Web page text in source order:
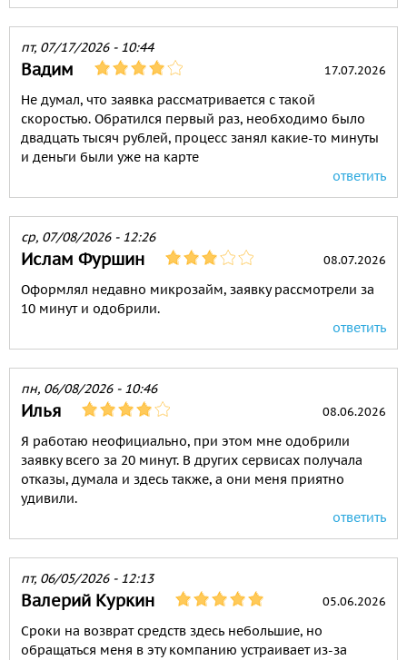
пт, 07/17/2026 - 10:44
Вадим 17.07.2026
Не думал, что заявка рассматривается с такой
скоростью. Обратился первый раз, необходимо было
двадцать тысяч рублей, процесс занял какие-то минуты
и деньги были уже на карте
ответить
ср, 07/08/2026 - 12:26
Ислам Фуршин 08.07.2026
Оформлял недавно микрозайм, заявку рассмотрели за
10 минут и одобрили.
ответить
пн, 06/08/2026 - 10:46
Илья 08.06.2026
Я работаю неофициально, при этом мне одобрили
заявку всего за 20 минут. В других сервисах получала
отказы, думала и здесь также, а они меня приятно
удивили.
ответить
пт, 06/05/2026 - 12:13
Валерий Куркин 05.06.2026
Сроки на возврат средств здесь небольшие, но
обращаться меня в эту компанию устраивает из-за